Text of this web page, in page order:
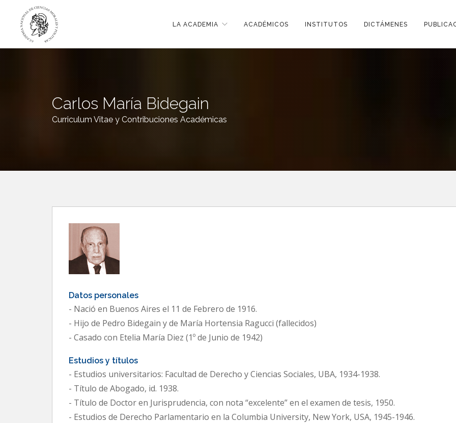
LA ACADEMIA ACADÉMICOS INSTITUTOS DICTÁMENES
Carlos María Bidegain
Curriculum Vitae y Contribuciones Académicas
Datos personales
- Nació en Buenos Aires el 11 de Febrero de 1916.
- Hijo de Pedro Bidegain y de María Hortensia Ragucci (fallecidos)
- Casado con Etelia María Diez (1º de Junio de 1942)
Estudios y títulos
- Estudios universitarios: Facultad de Derecho y Ciencias Sociales, UBA, 1934-1938.
- Título de Abogado, id. 1938.
- Título de Doctor en Jurisprudencia, con nota “excelente” en el examen de tesis, 1950.
- Estudios de Derecho Parlamentario en la Columbia University, New York, USA, 1945-1946.